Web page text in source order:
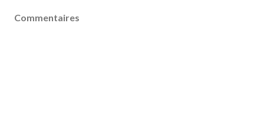
Commentaires